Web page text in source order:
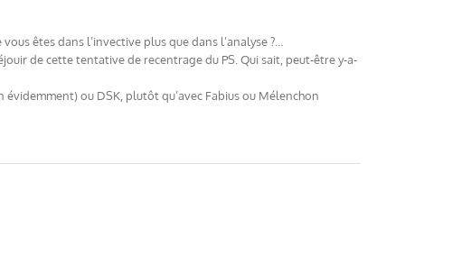
êtes dans l’invective plus que dans l’analyse ?…
de cette tentative de recentrage du PS. Qui sait, peut-être y-a-
évidemment) ou DSK, plutôt qu’avec Fabius ou Mélenchon